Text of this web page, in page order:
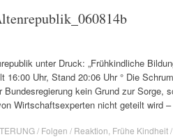
unter Druck: „Frühkindliche
16:00 Uhr, Stand 20:06 Uhr ° Die
kein Grund zur Sorge,
Wirtschaftsexperten nicht geteilt wird
/ Folgen / Reaktion Frühe Kindheit